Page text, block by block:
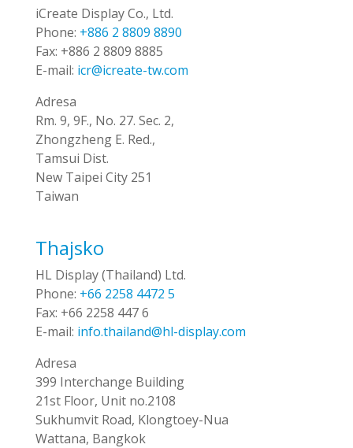
iCreate Display Co., Ltd.
Phone: +886 2 8809 8890
Fax: +886 2 8809 8885
E-mail: icr@icreate-tw.com
Adresa
Rm. 9, 9F., No. 27. Sec. 2,
Zhongzheng E. Red.,
Tamsui Dist.
New Taipei City 251
Taiwan
Thajsko
HL Display (Thailand) Ltd.
Phone: +66 2258 4472 5
Fax: +66 2258 447 6
E-mail: info.thailand@hl-display.com
Adresa
399 Interchange Building
21st Floor, Unit no.2108
Sukhumvit Road, Klongtoey-Nua
Wattana, Bangkok